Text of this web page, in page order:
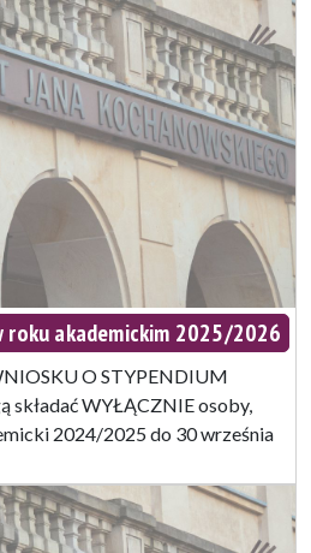
roku akademickim 2025/2026
O STYPENDIUM
składać WYŁĄCZNIE osoby,
2024/2025 do 30 września